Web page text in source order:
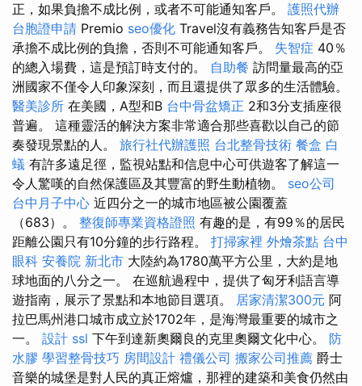
正，如果負擔不成比例，或者不可能通知客戶。 護照代辦
台胞證申請 Premio seo優化 Travel沒有義務告知客戶是否
承擔不成比例的負擔，否則不可能通知客戶。 失智症 40％
的總入場費，這是預訂時支付的。 自助餐 訪問量最高的亞
洲國家不僅令人印象深刻，而且還提供了眾多的生活體驗。
醫美診所 在美國，A型和B 台中骨盆矯正 2和3分支插座很
普遍。 這種靈活的解決方案非常適合那些喜歡以自己的節
奏發現景點的人。 旅行社代辦護照 台北整骨技術 餐盒 白
蟻 有許多遠足徑，監視站點和信息中心可供遊客了解這一
令人驚嘆的自然保護區及其豐富的野生動植物。 seo公司
台中月子中心 近四分之一的城市地區被公園覆蓋
（683）。 整復師專業資格證照 有趣的是，有99％的居民
距離公園只有10分鐘的步行路程。 打掃家裡 外燴茶點 台中
眼科 安養院 新北市 大陸約為1780萬平方公里，大約是地
球地面的八分之一。 在巡航過程中，提供了匈牙利語言導
遊指南，展示了景點和本地節目選項。 居家清潔300元 阿
拉巴馬州港口城市成立於1702年，是海灣最重要的城市之
一。 設計 ssl 下午到達新奧爾良的克里奧爾文化中心。 防
水膠 學習整骨技巧 房間設計 禮儀公司 搬家公司推薦 爵士
音樂的城堡是對人民的真正熔爐，那裡的建築和美食仍然由